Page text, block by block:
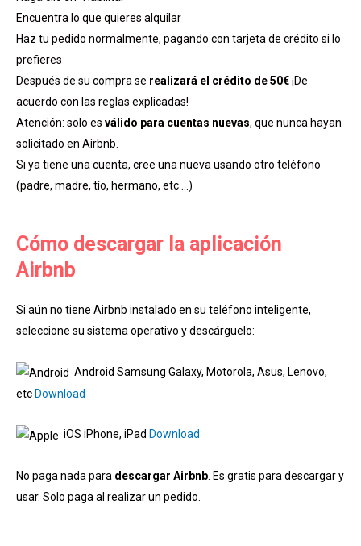
Encuentra lo que quieres alquilar
Haz tu pedido normalmente, pagando con tarjeta de crédito si lo
prefieres
Después de su compra se realizará el crédito de 50€¡De
acuerdo con las reglas explicadas!
Atención: solo es válido para cuentas nuevas, que nunca hayan
solicitado en Airbnb.
Si ya tiene una cuenta, cree una nueva usando otro teléfono
(padre, madre, tío, hermano, etc …)
Cómo descargar la aplicación
Airbnb
Si aún no tiene Airbnb instalado en su teléfono inteligente,
seleccione su sistema operativo y descárguelo:
Android Samsung Galaxy, Motorola, Asus, Lenovo,
etc Download
iOS iPhone, iPad Download
No paga nada para descargar Airbnb . Es gratis para descargar y
usar. Solo paga al realizar un pedido.